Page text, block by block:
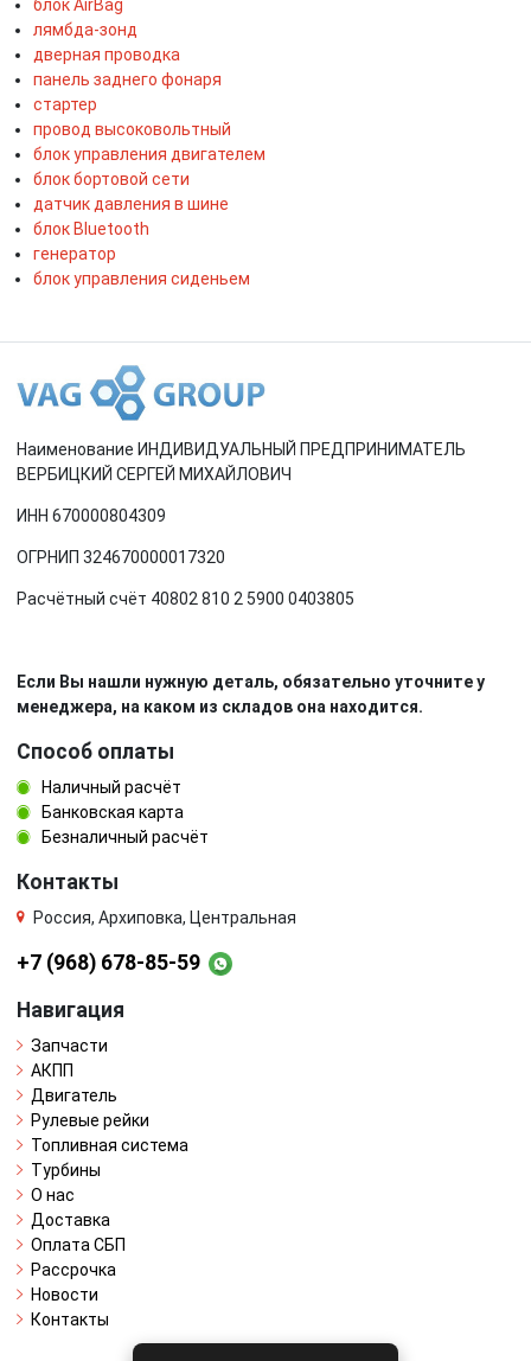
блок AirBag
лямбда-зонд
дверная проводка
панель заднего фонаря
стартер
провод высоковольтный
блок управления двигателем
блок бортовой сети
датчик давления в шине
блок Bluetooth
генератор
блок управления сиденьем
Наименование ИНДИВИДУАЛЬНЫЙ ПРЕДПРИНИМАТЕЛЬ
ВЕРБИЦКИЙ СЕРГЕЙ МИХАЙЛОВИЧ
ИНН 670000804309
ОГРНИП 324670000017320
Расчётный счёт 40802 810 2 5900 0403805
Если Вы нашли нужную деталь, обязательно уточните у
менеджера, на каком из складов она находится.
Способ оплаты
Наличный расчёт
Банковская карта
Безналичный расчёт
Контакты
Россия, Архиповка, Центральная
+7 (968) 678-85-59
Навигация
Запчасти
АКПП
Двигатель
Рулевые рейки
Топливная система
Турбины
О нас
Доставка
Оплата СБП
Рассрочка
Новости
Контакты